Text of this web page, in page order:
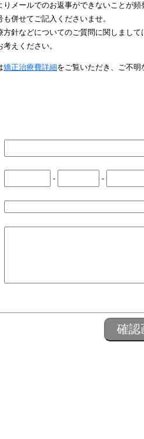
りメールでのお返事ができないことが
併せてご記入くださいませ。
針などについてのご質問に関しまし
えください。
矯正治療費詳細をご覧いただき、ご不
- -